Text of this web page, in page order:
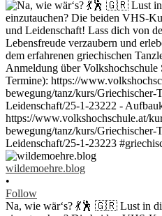
wildemoehre.blog
•
Follow
Na, wie wär‘s? 💃🕺 🇬🇷 Lust in